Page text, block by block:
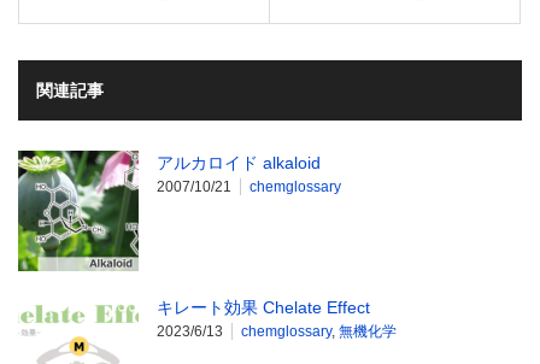
関連記事
アルカロイド alkaloid
2007/10/21 chemglossary
キレート効果 Chelate Effect
2023/6/13 chemglossary, 無機化学